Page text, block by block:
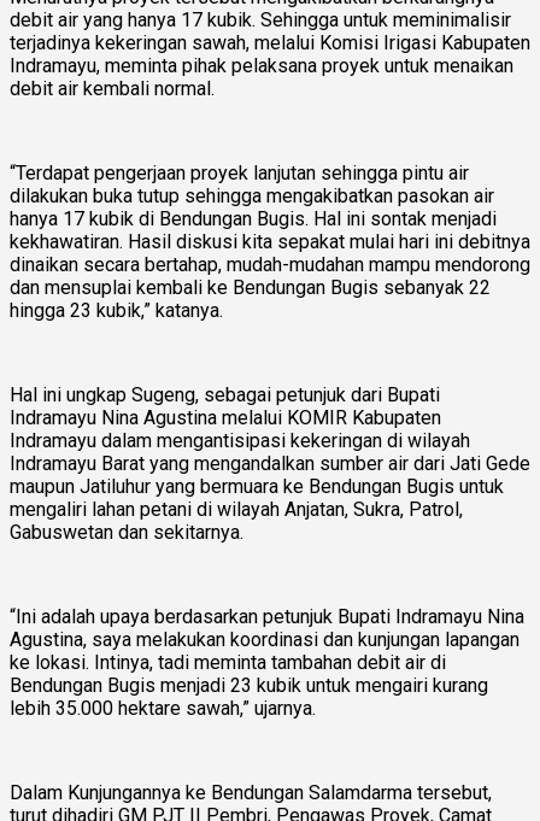
debit air yang hanya 17 kubik. Sehingga untuk meminimalisir
terjadinya kekeringan sawah, melalui Komisi Irigasi Kabupaten
Indramayu, meminta pihak pelaksana proyek untuk menaikan
debit air kembali normal.
“Terdapat pengerjaan proyek lanjutan sehingga pintu air
dilakukan buka tutup sehingga mengakibatkan pasokan air
hanya 17 kubik di Bendungan Bugis. Hal ini sontak menjadi
kekhawatiran. Hasil diskusi kita sepakat mulai hari ini debitnya
dinaikan secara bertahap, mudah-mudahan mampu mendorong
dan mensuplai kembali ke Bendungan Bugis sebanyak 22
hingga 23 kubik,” katanya.
Hal ini ungkap Sugeng, sebagai petunjuk dari Bupati
Indramayu Nina Agustina melalui KOMIR Kabupaten
Indramayu dalam mengantisipasi kekeringan di wilayah
Indramayu Barat yang mengandalkan sumber air dari Jati Gede
maupun Jatiluhur yang bermuara ke Bendungan Bugis untuk
mengaliri lahan petani di wilayah Anjatan, Sukra, Patrol,
Gabuswetan dan sekitarnya.
“Ini adalah upaya berdasarkan petunjuk Bupati Indramayu Nina
Agustina, saya melakukan koordinasi dan kunjungan lapangan
ke lokasi. Intinya, tadi meminta tambahan debit air di
Bendungan Bugis menjadi 23 kubik untuk mengairi kurang
lebih 35.000 hektare sawah,” ujarnya.
Dalam Kunjungannya ke Bendungan Salamdarma tersebut,
turut dihadiri GM PJT II Pembri, Pengawas Proyek, Camat